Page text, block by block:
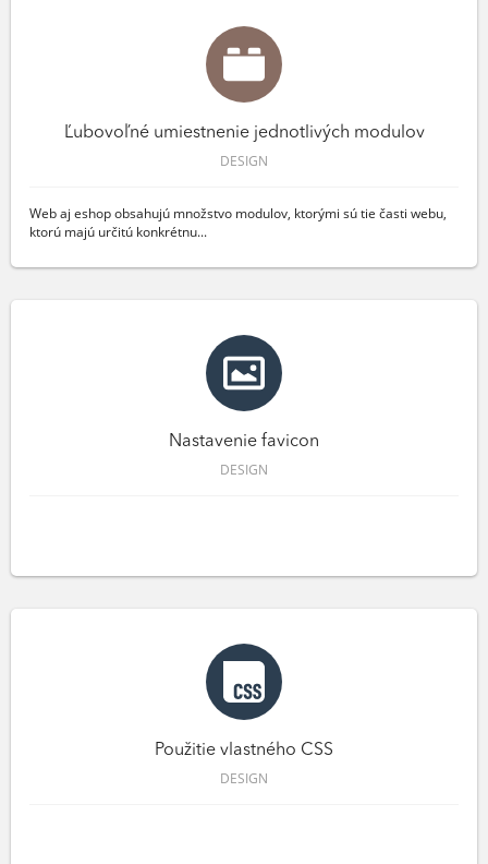
Ľubovoľné umiestnenie jednotlivých modulov
DESIGN
Web aj eshop obsahujú množstvo modulov, ktorými sú tie časti webu,
ktorú majú určitú konkrétnu...
Nastavenie favicon
DESIGN
Použitie vlastného CSS
DESIGN